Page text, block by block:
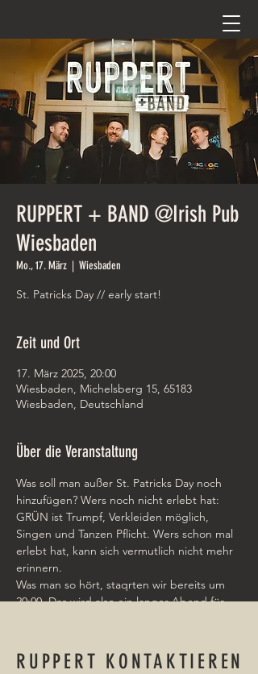
RUPPERT + BAND @Irish Pub
Wiesbaden
Mo., 17. März
  |
Wiesbaden
St. Patricks Day // early start!
Zeit und Ort
17. März 2025, 20:00
Wiesbaden, Michelsberg 15, 65183
Wiesbaden, Deutschland
Über die Veranstaltung
Was soll man außer St. Patricks Day noch
hinzufügen? Wers noch nicht erlebt hat:
GRÜN ist Trumpf, Verkleiden möglich,
Singen und Tanzen Pflicht. Wers schon mal
erlebt hat, kann sich vermutlich nicht mehr
erinnern.
Was man so hört, staqrten wir bereits um
20:00. Das wird also ein langer Abend für
RUPPERT KONTAKTIEREN